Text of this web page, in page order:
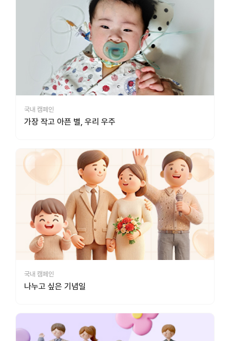
국내 캠페인
가장 작고 아픈 별, 우리 우주
국내 캠페인
나누고 싶은 기념일